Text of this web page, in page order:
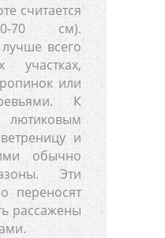
считается
70 см).
всего
участках,
или
К
и
обычно
Эти
переносят
рассажены